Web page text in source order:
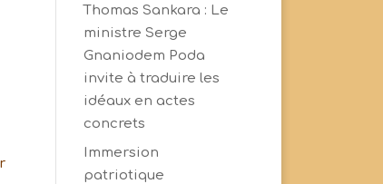
Thomas Sankara : Le
ministre Serge
Gnaniodem Poda
invite à traduire les
idéaux en actes
concrets
Immersion
patriotique